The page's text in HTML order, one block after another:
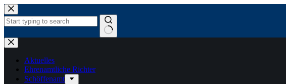
Zum
Inhalt
springen
Keine
Ergebnisse
Aktuelles
Ehrenamtliche Richter
Schöffenamt